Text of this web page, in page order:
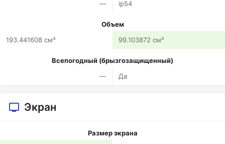
—
ip54
Объем
193.441608 см³
99.103872 см³
Всепогодный (брызгозащищенный)
—
Да
Экран
Размер экрана